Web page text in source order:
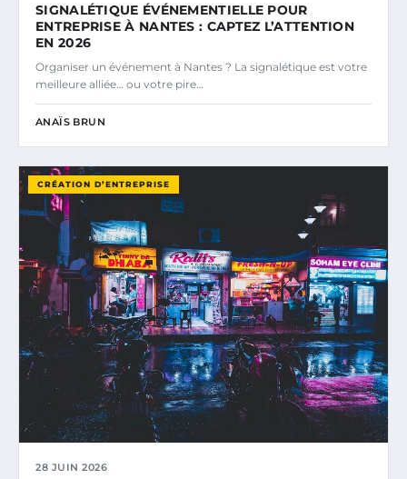
SIGNALÉTIQUE ÉVÉNEMENTIELLE POUR
ENTREPRISE À NANTES : CAPTEZ L’ATTENTION
EN 2026
Organiser un événement à Nantes ? La signalétique est votre
meilleure alliée… ou votre pire…
ANAÏS BRUN
CRÉATION D’ENTREPRISE
28 JUIN 2026